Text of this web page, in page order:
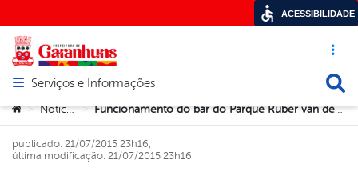
Acesso
Abrir menu principal de navegação
Serviços e Informações
Você está aqui:
> Notícias > Funcionamento do bar do Parque Ruber van der Linden – 21 de julho de 2015 – Toda à imprensa
publicado: 21/07/2015 23h16,
última modificação: 21/07/2015 23h16
ACESSIBILIDADE